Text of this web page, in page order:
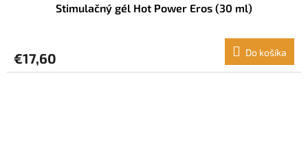
Stimulačný gél Hot Power Eros (30 ml)
€17,60 Do košíka